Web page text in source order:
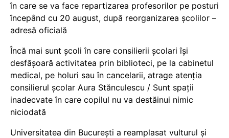
în care se va face repartizarea profesorilor pe posturi
începând cu 20 august, după reorganizarea școlilor –
adresă oficială
Încă mai sunt școli în care consilierii școlari își
desfășoară activitatea prin biblioteci, pe la cabinetul
medical, pe holuri sau în cancelarii, atrage atenția
consilierul școlar Aura Stănculescu / Sunt spații
inadecvate în care copilul nu va destăinui nimic
niciodată
Universitatea din București a reamplasat vulturul și